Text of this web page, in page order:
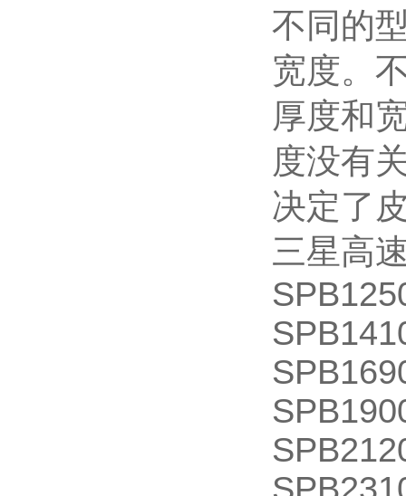
不同的
宽度。
厚度和
度没有
决定了
三星高